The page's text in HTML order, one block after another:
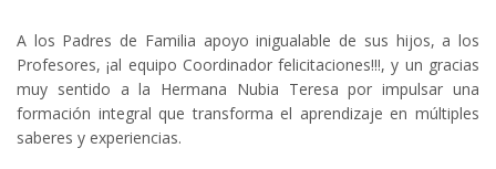
A los Padres de Familia apoyo inigualable de sus hijos, a los
Profesores, ¡al equipo Coordinador felicitaciones!!!, y un gracias
muy sentido a la Hermana Nubia Teresa por impulsar una
formación integral que transforma el aprendizaje en múltiples
saberes y experiencias.